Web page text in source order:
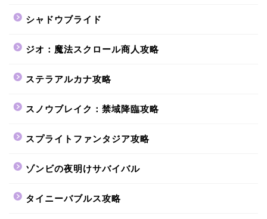
シャドウブライド
ジオ：魔法スクロール商人攻略
ステラアルカナ攻略
スノウブレイク：禁域降臨攻略
スプライトファンタジア攻略
ゾンビの夜明けサバイバル
タイニーバブルス攻略